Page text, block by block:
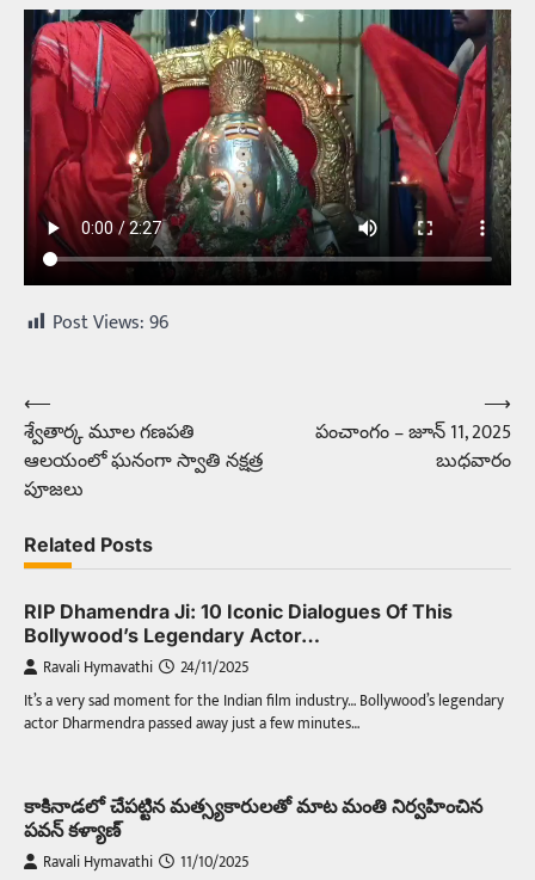
Post Views:96
Post
navigation
⟵
శ్వేతార్క మూల గణపతి
ఆలయంలో ఘనంగా స్వాతి నక్షత్ర
పూజలు
పంచాంగం – జూన్‌ 11, 2025
బుధవారం
⟶
Related Posts
RIP Dhamendra Ji: 10 Iconic Dialogues Of This
Bollywood’s Legendary Actor…
Ravali Hymavathi 24/11/2025
It’s a very sad moment for the Indian film industry… Bollywood’s legendary
actor Dharmendra passed away just a few minutes…
కాకినాడలో చేపట్టిన మత్స్యకారులతో మాట మంతి నిర్వహించిన
పవన్ కళ్యాణ్
Ravali Hymavathi 11/10/2025